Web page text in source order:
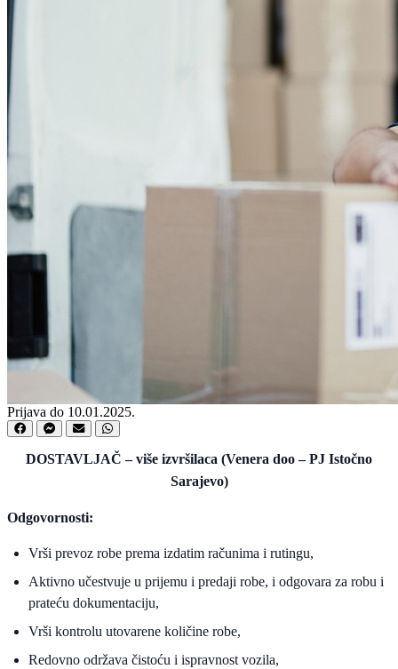
Prijava do 10.01.2025.
DOSTAVLJAČ – više izvršilaca (Venera doo – PJ Istočno
Sarajevo)
Odgovornosti:
Vrši prevoz robe prema izdatim računima i rutingu,
Aktivno učestvuje u prijemu i predaji robe, i odgovara za robu i
prateću dokumentaciju,
Vrši kontrolu utovarene količine robe,
Redovno održava čistoću i ispravnost vozila,